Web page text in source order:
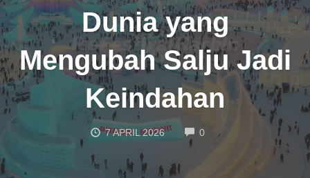
Dunia yang
Mengubah Salju Jadi
Keindahan
7 APRIL 2026 0COMMENTS